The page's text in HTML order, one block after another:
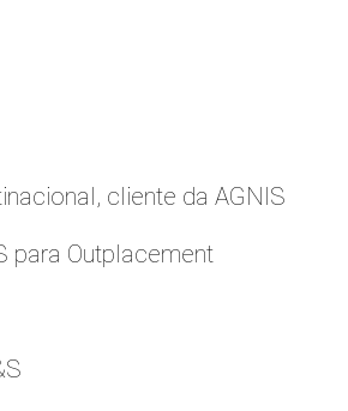
cliente da AGNIS
para Outplacement